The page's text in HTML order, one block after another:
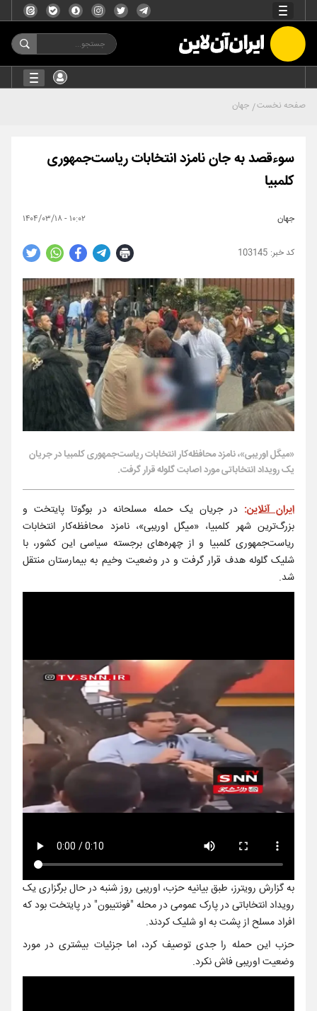
صفحه نخست جهان
سوءقصد به جان نامزد انتخابات ریاست‌جمهوری
کلمبیا
جهان ۱۰:۰۲ - ۱۴۰۴/۰۳/۱۸
103145
«میگل اوریبی»، نامزد محافظه‌کار انتخابات ریاست‌جمهوری کلمبیا در جریان
یک رویداد انتخاباتی مورد اصابت گلوله قرار گرفت.
ایران آنلاین: در جریان یک حمله مسلحانه در بوگوتا پایتخت و
بزرگ‌ترین شهر کلمبیا، «میگل اوریبی»، نامزد محافظه‌کار انتخابات
ریاست‌جمهوری کلمبیا و از چهره‌های برجسته سیاسی این کشور، با
شلیک گلوله هدف قرار گرفت و در وضعیت وخیم به بیمارستان منتقل
شد.
به گزارش رویترز، طبق بیانیه حزب، اوریبی روز شنبه در حال برگزاری یک
رویداد انتخاباتی در پارک عمومی در محله "فونتیبون" در پایتخت بود که
افراد مسلح از پشت به او شلیک کردند.
حزب این حمله را جدی توصیف کرد، اما جزئیات بیشتری در مورد
وضعیت اوریبی فاش نکرد.